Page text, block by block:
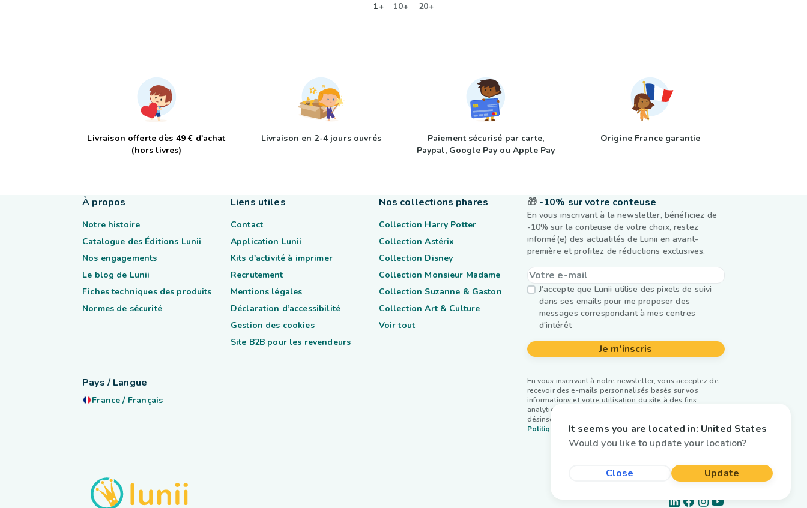
1+ 10+ 20+
Livraison offerte dès 49 € d'achat
(hors livres)
Livraison en 2-4 jours ouvrés
Paiement sécurisé par carte,
Paypal, Google Pay ou Apple Pay
Origine France garantie
🎁 -10% sur votre conteuse
En vous inscrivant à la newsletter, bénéficiez de
-10% sur la conteuse de votre choix, restez
informé(e) des actualités de Lunii en avant-
première et profitez de réductions exclusives.
J’accepte que Lunii utilise des pixels de suivi
dans ses emails pour me proposer des
messages correspondant à mes centres
d'intérêt
Je m'inscris
En vous inscrivant à notre newsletter, vous acceptez de
recevoir des e-mails personnalisés basés sur vos
informations et votre utilisation du site à des fins
analytiques et publicitaires. Vous pouvez vous
désinscrire à tout moment. Plus d’infos dans notre
Politique de confidentialité.
À propos
Notre histoire
Catalogue des Éditions Lunii
Nos engagements
Le blog de Lunii
Fiches techniques des produits
Normes de sécurité
Liens utiles
Contact
Application Lunii
Kits d'activité à imprimer
Recrutement
Mentions légales
Déclaration d’accessibilité
Gestion des cookies
Site B2B pour les revendeurs
Nos collections phares
Collection Harry Potter
Collection Astérix
Collection Disney
Collection Monsieur Madame
Collection Suzanne & Gaston
Collection Art & Culture
Voir tout
Pays / Langue
France / Français
It seems you are located in: United States
Would you like to update your location?
Close Update